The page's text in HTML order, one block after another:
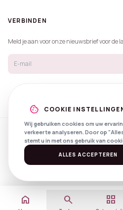
home search grid_view
VERBINDEN
Meld je aan voor onze nieuwsbrief voor de
© 2026
Created with
by
SpotlightsPrivacy
cookie COOKIE
Wij gebruiken cookies om uw
verkeer te analyseren. Door op
stemt u in met ons gebruik van
ALLES ACCEPTEREN